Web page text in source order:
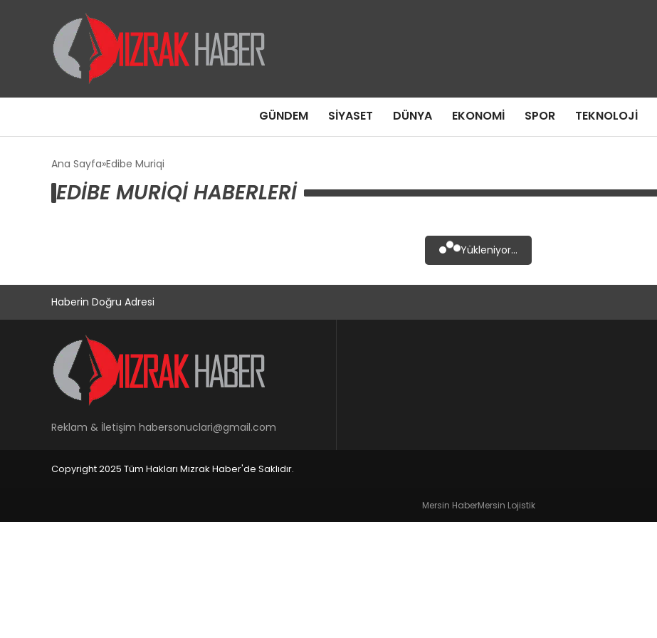
GÜNDEM SIYASET DÜNYA EKONOMI SPOR TEKNOLOJI
Ana Sayfa Edibe Muriqi
EDIBE MURIQI HABERLERI
Yükleniyor...
Haberin Doğru Adresi
Reklam & İletişim habersonuclari@gmail.com
Copyright 2025 Tüm Hakları Mızrak Haber'de Saklıdır.
Mersin HaberMersin Lojistik